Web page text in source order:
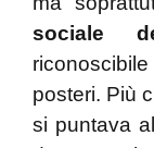
sociale
posteri. Più
si puntava